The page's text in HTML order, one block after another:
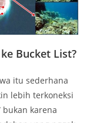
bukan karena
yang nggak
tempat rame
ke tempat yang
sendiri yang